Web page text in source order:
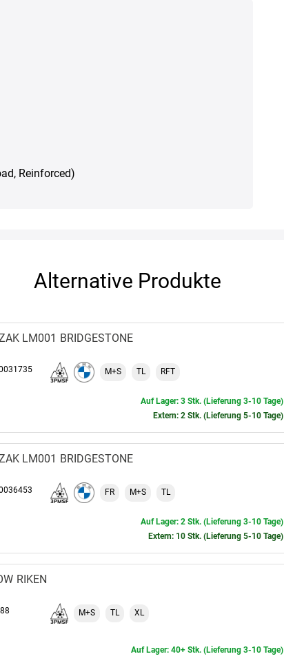
Reinforced)
Alternative Produkte
BRIDGESTONE
LM001
M+S TL RFT
Auf Lager: 3 Stk. (Lieferung 3-10 Tage)
Extern: 2 Stk. (Lieferung 5-10 Tage)
BRIDGESTONE
LM001
FR M+S TL
Auf Lager: 2 Stk. (Lieferung 3-10 Tage)
Extern: 10 Stk. (Lieferung 5-10 Tage)
RIKEN
M+S TL XL
Auf Lager: 40+ Stk. (Lieferung 3-10 Tage)